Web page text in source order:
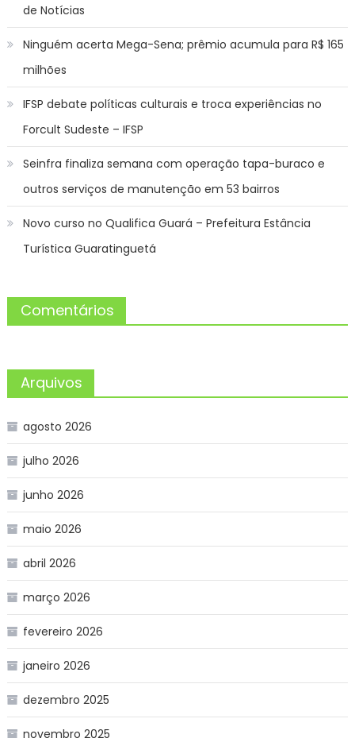
de Notícias
Ninguém acerta Mega-Sena; prêmio acumula para R$ 165
milhões
IFSP debate políticas culturais e troca experiências no
Forcult Sudeste – IFSP
Seinfra finaliza semana com operação tapa-buraco e
outros serviços de manutenção em 53 bairros
Novo curso no Qualifica Guará – Prefeitura Estância
Turística Guaratinguetá
Comentários
Arquivos
agosto 2026
julho 2026
junho 2026
maio 2026
abril 2026
março 2026
fevereiro 2026
janeiro 2026
dezembro 2025
novembro 2025